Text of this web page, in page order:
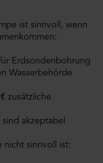
ist sinnvoll, wenn
Erdsondenbohrung
Wasserbehörde
zusätzliche
akzeptabel
nicht sinnvoll ist: